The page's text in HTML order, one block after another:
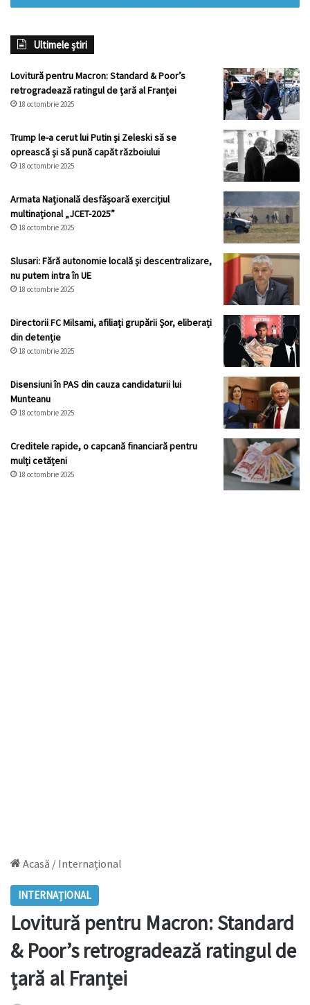
Ultimele știri
Lovitură pentru Macron: Standard & Poor’s
retrogradează ratingul de țară al Franței
18 octombrie 2025
Trump le-a cerut lui Putin și Zeleski să se
oprească și să pună capăt războiului
18 octombrie 2025
Armata Națională desfășoară exercițiul
multinațional „JCET-2025”
18 octombrie 2025
Slusari: Fără autonomie locală și descentralizare,
nu putem intra în UE
18 octombrie 2025
Directorii FC Milsami, afiliați grupării Șor, eliberați
din detenție
18 octombrie 2025
Disensiuni în PAS din cauza candidaturii lui
Munteanu
18 octombrie 2025
Creditele rapide, o capcană financiară pentru
mulți cetățeni
18 octombrie 2025